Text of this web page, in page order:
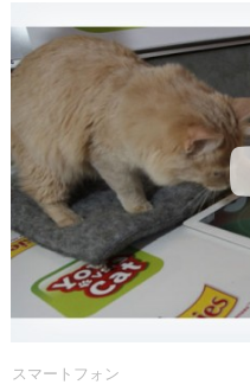
スマートフォン